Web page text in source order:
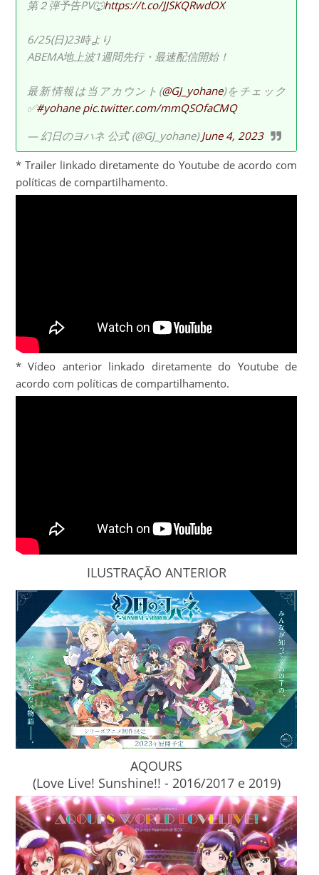
第２弾予告PV🐺https://t.co/JJSKQRwdOX
6/25(日)23時より
ABEMA地上波1週間先行・最速配信開始！
最新情報は当アカウント(@GJ_yohane)をチェック
✅#yohane pic.twitter.com/mmQSOfaCMQ
— 幻日のヨハネ 公式 (@GJ_yohane)June 4, 2023
* Trailer linkado diretamente do Youtube de acordo com
políticas de compartilhamento.
* Vídeo anterior linkado diretamente do Youtube de
acordo com políticas de compartilhamento.
ILUSTRAÇÃO ANTERIOR
AQOURS
(Love Live! Sunshine!! - 2016/2017 e 2019)